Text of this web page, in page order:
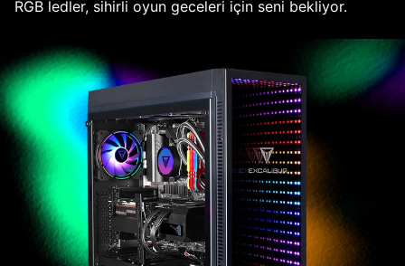
RGB ledler, sihirli oyun geceleri için seni bekliyor.